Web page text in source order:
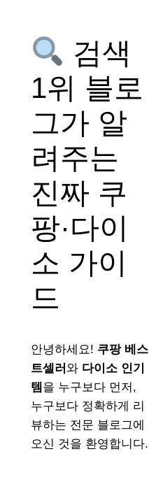
검색
1위 블로
그가 알
려주는
진짜 쿠
팡·다이
소 가이
드
안녕하세요! 쿠팡 베스
트셀러 와 다이소 인기
템 을 누구보다 먼저,
누구보다 정확하게 리
뷰하는 전문 블로그에
오신 것을 환영합니다.